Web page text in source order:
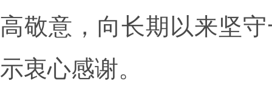
高敬意，向长期以来坚
示衷心感谢。